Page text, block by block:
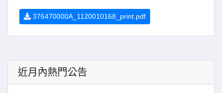
376470000A_1120010168_print.pdf
近月內熱門公告